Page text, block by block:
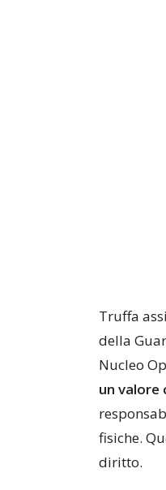
Truffa
della
Nucleo
un valore
fisiche.
diritto.